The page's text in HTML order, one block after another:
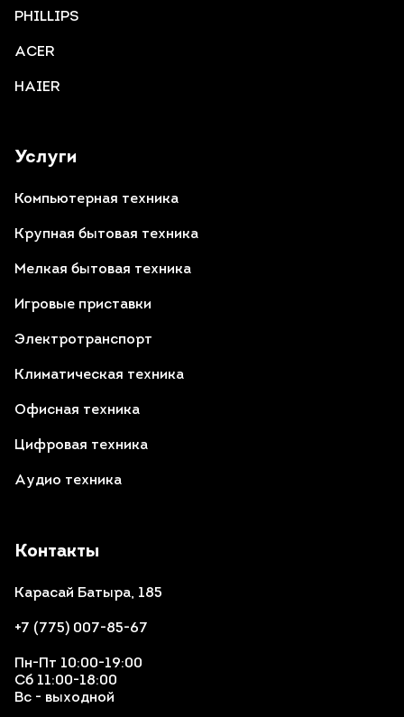
Контакты
Карасай Батыра, 185
+7 (775) 007-85-67
Пн-Пт 10:00-19:00
Сб 11:00-18:00
Вс - выходной
Услуги
Компьютерная техника
Крупная бытовая техника
Мелкая бытовая техника
Игровые приставки
Электротранспорт
Климатическая техника
Офисная техника
Цифровая техника
Аудио техника
PHILLIPS
ACER
HAIER